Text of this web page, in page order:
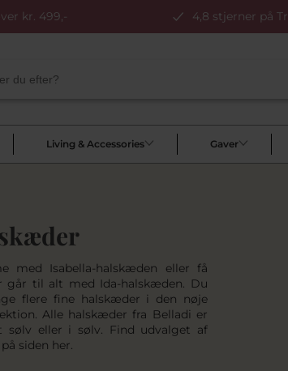
kr. 499,- 4,8 stjerner på
Living & Accessories Gaver
med Isabella-halskæden eller få
går til alt med Ida-halskæden. Du
flere fine halskæder i den nøje
Alle halskæder fra Belladi er
sølv eller i sølv. Find udvalget af
siden her.